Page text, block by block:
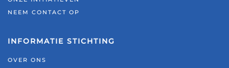
NEEM CONTACT OP
INFORMATIE STICHTING
OVER ONS